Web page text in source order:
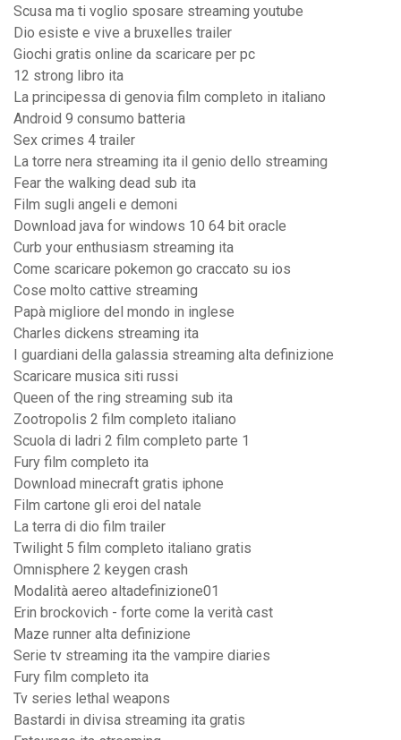
Scusa ma ti voglio sposare streaming youtube
Dio esiste e vive a bruxelles trailer
Giochi gratis online da scaricare per pc
12 strong libro ita
La principessa di genovia film completo in italiano
Android 9 consumo batteria
Sex crimes 4 trailer
La torre nera streaming ita il genio dello streaming
Fear the walking dead sub ita
Film sugli angeli e demoni
Download java for windows 10 64 bit oracle
Curb your enthusiasm streaming ita
Come scaricare pokemon go craccato su ios
Cose molto cattive streaming
Papà migliore del mondo in inglese
Charles dickens streaming ita
I guardiani della galassia streaming alta definizione
Scaricare musica siti russi
Queen of the ring streaming sub ita
Zootropolis 2 film completo italiano
Scuola di ladri 2 film completo parte 1
Fury film completo ita
Download minecraft gratis iphone
Film cartone gli eroi del natale
La terra di dio film trailer
Twilight 5 film completo italiano gratis
Omnisphere 2 keygen crash
Modalità aereo altadefinizione01
Erin brockovich - forte come la verità cast
Maze runner alta definizione
Serie tv streaming ita the vampire diaries
Fury film completo ita
Tv series lethal weapons
Bastardi in divisa streaming ita gratis